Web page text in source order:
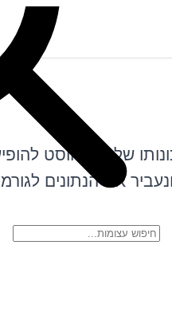
של קניה ווסט
את הנתונים